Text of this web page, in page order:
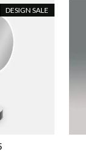
DESIGN SALE